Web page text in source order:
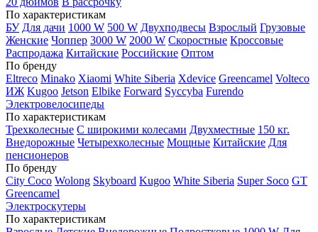
По характеристикам
БУ Для дачи 1000 W 500 W Двухподвесы Взрослый Грузовые
Женские Чоппер 3000 W 2000 W Скоростные Кроссовые
Распродажа Китайские Российские Оптом
По бренду
Eltreco Minako Xiaomi White Siberia Xdevice Greencamel Volteco
ИЖ Kugoo Jetson Elbike Forward Syccyba Furendo
Электровелосипеды
По характеристикам
Трехколесные С широкими колесами Двухместные 150 кг.
Внедорожные Четырехколесные Мощные Китайские Для
пенсионеров
По бренду
City Coco Wolong Skyboard Kugoo White Siberia Super Soco GT
Greencamel
Электроскутеры
По характеристикам